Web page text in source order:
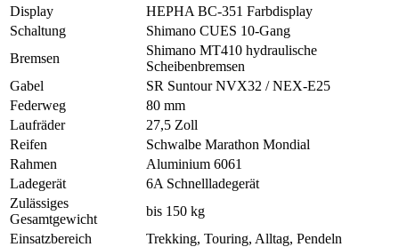
Display
HEPHA BC-351 Farbdisplay
Schaltung
Shimano CUES 10-Gang
Bremsen
Shimano MT410 hydraulische
Scheibenbremsen
Gabel
SR Suntour NVX32 / NEX-E25
Federweg
80 mm
Laufräder
27,5 Zoll
Reifen
Schwalbe Marathon Mondial
Rahmen
Aluminium 6061
Ladegerät
6A Schnellladegerät
Zulässiges
Gesamtgewicht
bis 150 kg
Einsatzbereich
Trekking, Touring, Alltag, Pendeln